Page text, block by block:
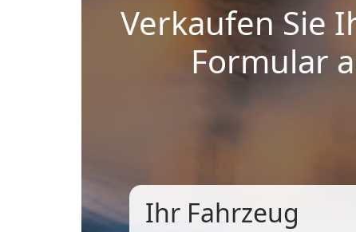
Verkaufen Sie
Formular
Ihr Fahrzeug